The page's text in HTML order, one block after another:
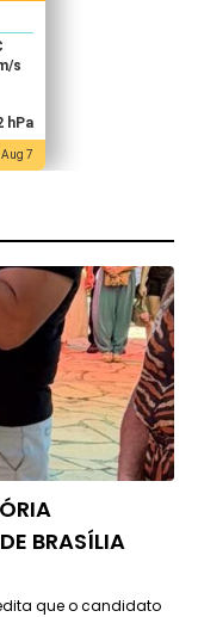
s
hPa
7
BRASÍLIA
que o candidato